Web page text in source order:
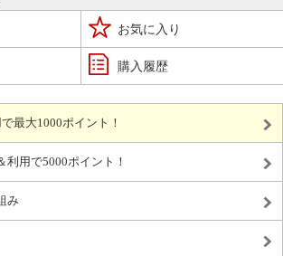
お気に入り
購入履歴
最大1000ポイント！
用で5000ポイント！
み